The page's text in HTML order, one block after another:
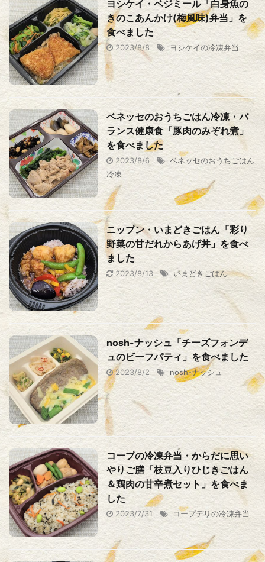
ヨシケイ・ベジミール「白身魚の
きのこあんかけ(梅風味)弁当」を
食べました
2023/8/8 ヨシケイの冷凍弁当
ベネッセのおうちごはん冷凍・バ
ランス健康食「豚肉のみぞれ煮」
を食べました
2023/8/6
ベネッセのおうちごはん
冷凍
ニップン・いまどきごはん「彩り
野菜の甘だれからあげ丼」を食べ
ました
2023/8/13 いまどきごはん
nosh-ナッシュ「チーズフォンデ
ュのビーフパティ」を食べました
2023/8/2 nosh-ナッシュ
コープの冷凍弁当・からだに思い
やりご膳「枝豆入りひじきごはん
＆鶏肉の甘辛煮セット」を食べま
した
2023/7/31 コープデリの冷凍弁当